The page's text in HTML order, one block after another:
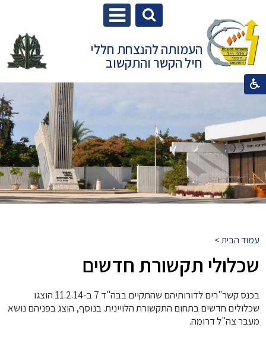
העמותה להנצחת חללי
חיל הקשר והתקשוב
עמוד הבית>
שכלולי תקשורת חדשים
בכנס קשר"רים לדורותיהם שהתקיים בבה"ד 7 ב-11.2.14 הוצגו
שכלולים חדשים בתחום התקשורת הלויינית. בנוסף, הוצג בפניהם נושא
מעבר צה"ל דרומה.